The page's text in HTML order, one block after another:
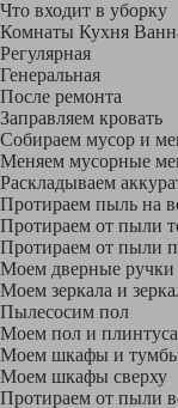
Что входит в уборку
Регу­лярная
Гене­ральная
После ремонта
Заправляем кровать
Собираем мусор и
Меняем мусорные
Раскладываем
Протираем пыль на
Протираем от пыли
Протираем от пыли
Моем дверные ручки
Моем зеркала и
Пылесосим пол
Моем пол и плинтуса
Моем шкафы и тумбы
Моем шкафы сверху
Протираем от пыли